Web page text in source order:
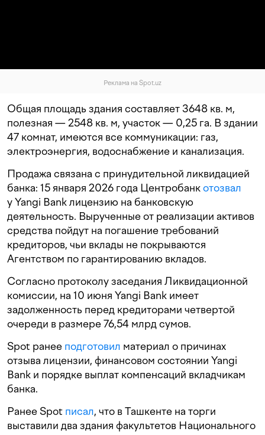
Реклама на Spot.uz
Общая площадь здания составляет 3648 кв. м,
полезная — 2548 кв. м, участок — 0,25 га. В здании
47 комнат, имеются все коммуникации: газ,
электроэнергия, водоснабжение и канализация.
Продажа связана с принудительной ликвидацией
банка: 15 января 2026 года Центробанкотозвал
у Yangi Bank лицензию на банковскую
деятельность. Вырученные от реализации активов
средства пойдут на погашение требований
кредиторов, чьи вклады не покрываются
Агентством по гарантированию вкладов.
Согласно протоколу заседания Ликвидационной
комиссии, на 10 июня Yangi Bank имеет
задолженность перед кредиторами четвертой
очереди в размере 76,54 млрд сумов.
Spot ранее подготовил материал о причинах
отзыва лицензии, финансовом состоянии Yangi
Bank и порядке выплат компенсаций вкладчикам
банка.
Ранее Spot писал, что в Ташкенте на торги
выставили два здания факультетов Национального